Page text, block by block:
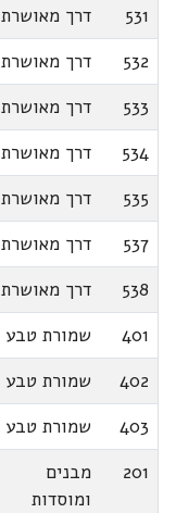
531
דרך מאושרת
532
דרך מאושרת
533
דרך מאושרת
534
דרך מאושרת
535
דרך מאושרת
537
דרך מאושרת
538
דרך מאושרת
401
שמורת טבע
402
שמורת טבע
403
שמורת טבע
201
מבנים
ומוסדות